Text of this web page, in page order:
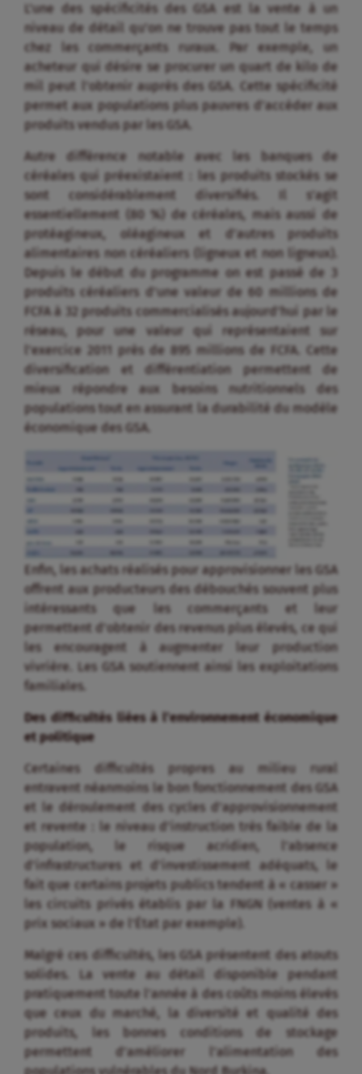
L’une des spécificités des GSA est la vente à un
niveau de détail qu’on ne trouve pas tout le temps
chez les commerçants ruraux. Par exemple, un
acheteur qui désire se procurer un quart de kilo de
mil peut l’obtenir auprès des GSA. Cette spécificité
permet aux populations plus pauvres d’accéder aux
produits vendus par les GSA.
Autre différence notable avec les banques de
céréales qui préexistaient : les produits stockés se
sont considérablement diversifiés. Il s’agit
essentiellement (80 %) de céréales, mais aussi de
protéagineux, oléagineux et d’autres produits
alimentaires non céréaliers (ligneux et non ligneux).
Depuis le début du programme on est passé de 3
produits céréaliers d’une valeur de 60 millions de
FCFA à 32 produits commercialisés aujourd’hui par le
réseau, pour une valeur qui représentaient sur
l’exercice 2011 près de 895 millions de FCFA. Cette
diversification et différentiation permettent de
mieux répondre aux besoins nutritionnels des
populations tout en assurant la durabilité du modèle
économique des GSA.
Enfin, les achats réalisés pour approvisionner les GSA
offrent aux producteurs des débouchés souvent plus
intéressants que les commerçants et leur
permettent d’obtenir des revenus plus élevés, ce qui
les encouragent à augmenter leur production
vivrière. Les GSA soutiennent ainsi les exploitations
familiales.
Des difficultés liées à l’environnement économique
et politique
Certaines difficultés propres au milieu rural
entravent néanmoins le bon fonctionnement des GSA
et le déroulement des cycles d’approvisionnement
et revente : le niveau d’instruction très faible de la
population, le risque acridien, l’absence
d’infrastructures et d’investissement adéquats, le
fait que certains projets publics tendent à « casser »
les circuits privés établis par la FNGN (ventes à «
prix sociaux » de l’État par exemple).
Malgré ces difficultés, les GSA présentent des atouts
solides. La vente au détail disponible pendant
pratiquement toute l’année à des coûts moins élevés
que ceux du marché, la diversité et qualité des
produits, les bonnes conditions de stockage
permettent d’améliorer l’alimentation des